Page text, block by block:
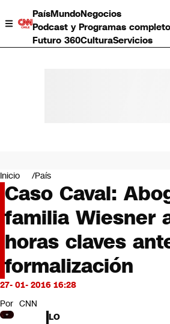
PaísMundoNegocios
Podcast y Programas
Futuro 360CulturaServicios
Negocios
Deportes
Programas completos
Cultura
Servicios
Bits
CNN tiempo
Futuro 360
Inicio País
Caso Caval:
familia Wiesner
horas claves
formalización
27- 01- 2016 16:28
Por CNN
LO